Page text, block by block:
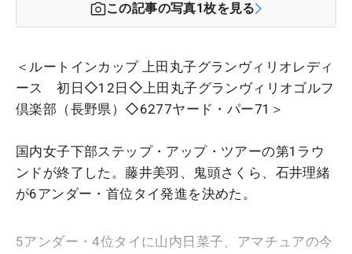
この記事の写真1枚を見る
＜ルートインカップ 上田丸子グランヴィリオレディ
ース 初日◇12日◇上田丸子グランヴィリオゴルフ
倶楽部（長野県）◇6277ヤード・パー71＞
国内女子下部ステップ・アップ・ツアーの第1ラウ
ンドが終了した。藤井美羽、鬼頭さくら、石井理緒
が6アンダー・首位タイ発進を決めた。
5アンダー・4位タイに山内日菜子、アマチュアの今